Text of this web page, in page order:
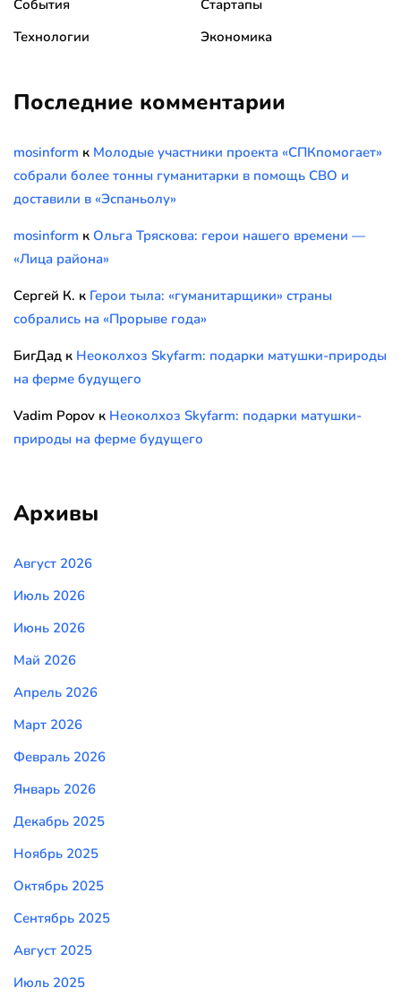
События
Стартапы
Технологии
Экономика
Последние комментарии
mosinform к Молодые участники проекта «СПКпомогает»
собрали более тонны гуманитарки в помощь СВО и
доставили в «Эспаньолу»
mosinform к Ольга Тряскова: герои нашего времени —
«Лица района»
Сергей К. к Герои тыла: «гуманитарщики» страны
собрались на «Прорыве года»
БигДад к Неоколхоз Skyfarm: подарки матушки-природы
на ферме будущего
Vadim Popov к Неоколхоз Skyfarm: подарки матушки-
природы на ферме будущего
Архивы
Август 2026
Июль 2026
Июнь 2026
Май 2026
Апрель 2026
Март 2026
Февраль 2026
Январь 2026
Декабрь 2025
Ноябрь 2025
Октябрь 2025
Сентябрь 2025
Август 2025
Июль 2025